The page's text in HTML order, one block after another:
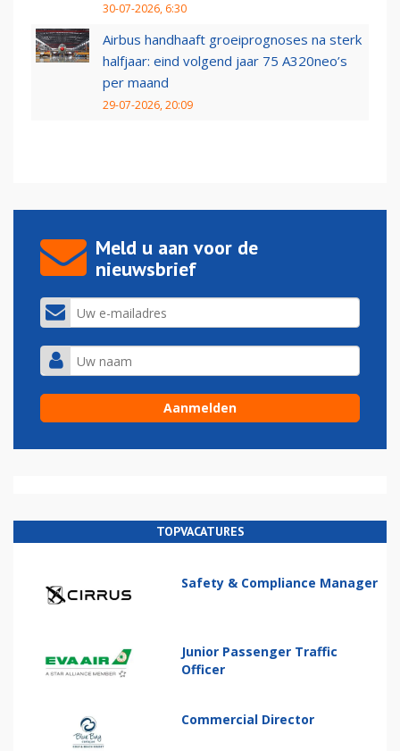
30-07-2026, 6:30
Airbus handhaaft groeiprognoses na sterk
halfjaar: eind volgend jaar 75 A320neo’s
per maand
29-07-2026, 20:09
Meld u aan voor de
nieuwsbrief
TOPVACATURES
Safety & Compliance Manager
Junior Passenger Traffic
Officer
Commercial Director